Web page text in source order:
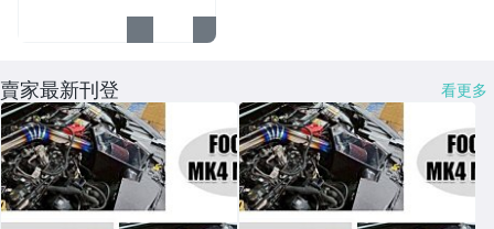
賣家最新刊登 看更多